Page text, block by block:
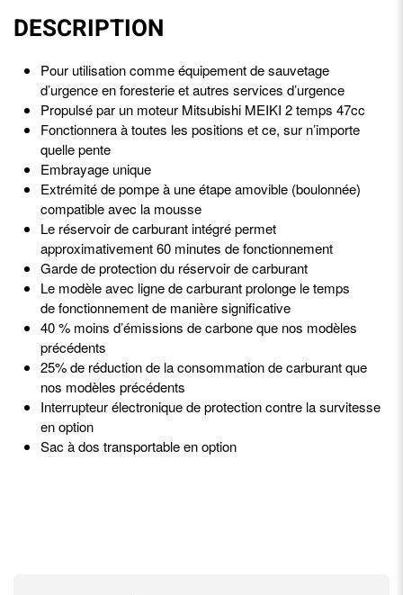
DESCRIPTION
Pour utilisation comme équipement de sauvetage
d’urgence en foresterie et autres services d’urgence
Propulsé par un moteur Mitsubishi MEIKI 2 temps 47cc
Fonctionnera à toutes les positions et ce, sur n’importe
quelle pente
Embrayage unique
Extrémité de pompe à une étape amovible (boulonnée)
compatible avec la mousse
Le réservoir de carburant intégré permet
approximativement 60 minutes de fonctionnement
Garde de protection du réservoir de carburant
Le modèle avec ligne de carburant prolonge le temps
de fonctionnement de manière significative
40 % moins d’émissions de carbone que nos modèles
précédents
25% de réduction de la consommation de carburant que
nos modèles précédents
Interrupteur électronique de protection contre la survitesse
en option
Sac à dos transportable en option